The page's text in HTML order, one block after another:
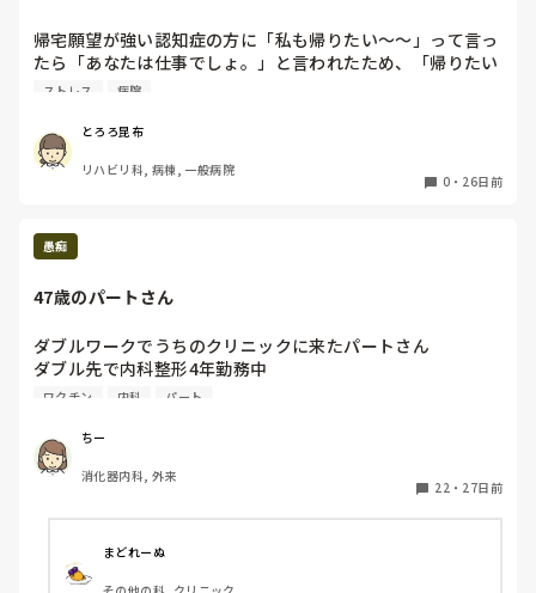
(でも実際理不尽なインシデントばかりですが)
でもだからといってあの発言は心外でした
しかもその超過した分の手当てを請求しているというのなら
そんな嫌味の1つや2つ言われても仕方ないとも思いますが
しかも、感謝すらされど、あんな言い方するのは経営者とし
なんだか悔しくて泣きながら帰ってきました
私は悪いと思ってないのに何故か涙が溢れてきて
そこまで言われてまで我慢して働く気もないので正直辞めた
辞めたほうがいいですか
それとも私はどうするべきですか
帰宅願望が強い認知症の方に「私も帰りたい〜〜」って言っ
たら「あなたは仕事でしょ。」と言われたため、「帰りたい
気持ちは同じですよ」って伝えたら「あなたの帰りたいと私
いらだちをどうしようかと考えて見つめたけど答えは出なか
った。その後「あなたとは話したくない。」と拒否された。
このやり取りでも忘れちゃうのが認知症なんだけどね。関わ
ストレス 病院
とろろ昆布
リハビリ科, 病棟, 一般病院
0・ 26日前
愚痴
47歳のパートさん
ダブルワークでうちのクリニックに来たパートさん
ダブル先で内科整形4年勤務中
収入が欲しいと入職。
何をするのも自信がない不安です
と時には大泣き
精神的にもフォローしてきましたが、もう限界。
続けられるか不安なら
続けなくてもよいと思う。
関わりたくないけど、
ワクチン 内科 パート
ちー
消化器内科, 外来
22 ・ 27日前
まどれーぬ